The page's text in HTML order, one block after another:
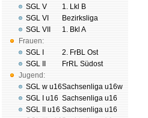
SGL V
SGL VI
SGL VII
Frauen:
SGL I
SGL II
Jugend:
SGL w u16
SGL I u16
SGL II u16
1. Lkl B
Bezirksliga
1. Bkl A
2. FrBL Ost
FrRL Südost
Sachsenliga u16w
Sachsenliga u16
Sachsenliga u16